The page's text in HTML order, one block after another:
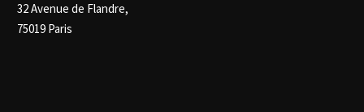
32 Avenue de Flandre,
75019 Paris